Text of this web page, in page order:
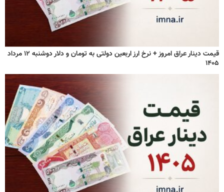
قیمت دینار عراق امروز + نرخ ارز اربعین دولتی به تومان و دلار دوشنبه ۱۲ مرداد
۱۴۰۵